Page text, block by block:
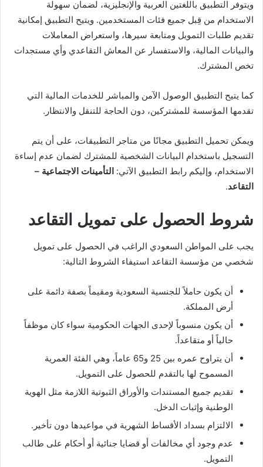
ويتوفر التطبيق باللغتين العربية والإنجليزية، لضمان سهولة
الاستخدام من قِبل جميع فئات المستخدمين. ويتيح التطبيق إمكانية
تقديم طلبات التمويل ومتابعة سيرها، واستعراض المعاملات
والبيانات المالية، والاستفسار عن المعاش التقاعدي وأي مستجدات
تخص المشترك.
كما يتيح التطبيق الوصول الآمن والمباشر للخدمات المالية التي
تقدمها المؤسسة للمشتركين، دون الحاجة للتنقل والانتظار.
ويمكن تحميل التطبيق مجانًا من متاجر التطبيقات، على أن يتم
التسجيل باستخدام البيانات الشخصية للمشترك لضمان عدم إساءة
الاستخدام، وإليكم رابط التطبيق الآتي: التأمينات الاجتماعية –
التقاعد.
شروط الحصول على تمويل التقاعد
يجب على المواطن السعودي الراغب في الحصول على تمويل
شخصي من مؤسسة التقاعد استيفاء الشروط التالية:
أن يكون حاملاً للجنسية السعودية ومقيماً بصفة دائمة على
أرض المملكة.
أن يكون منسوباً لإحدى الجهات الحكومية سواء كان موظفاً
حالياً أو متقاعداً.
أن يتراوح عمره بين 25 و65 عاماً، وهي الفئة العمرية
المسموح لها بالتقدم للحصول على التمويل.
تقديم جميع المستندات والأوراق الثبوتية اللازمة مثل الهوية
الوطنية وإثبات الدخل.
الالتزام بسداد الأقساط الشهرية في مواعيدها دون تأخير.
عدم وجود أي مخالفات أو قضايا جنائية أو أحكام على طالب
التمويل.